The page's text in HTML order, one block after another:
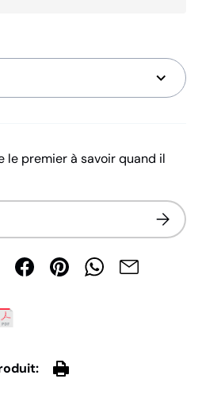
le premier à savoir quand il